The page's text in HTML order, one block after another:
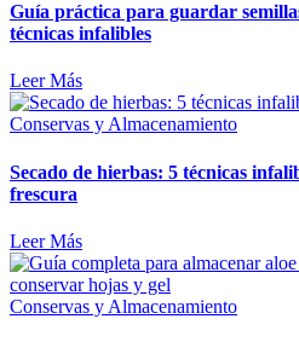
Guía práctica para guardar
técnicas infalibles
Leer Más
Conservas y Almacenamiento
Secado de hierbas: 5 técnicas
frescura
Leer Más
Conservas y Almacenamiento